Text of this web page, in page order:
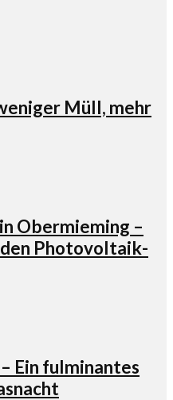
Müll, mehr
Obermieming –
Photovoltaik-
Ein fulminantes